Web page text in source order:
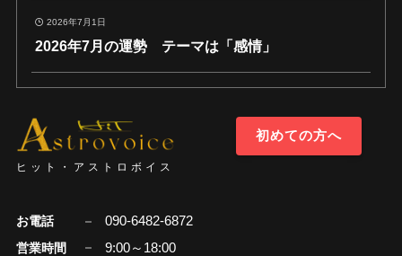
2026年7月1日
2026年7月の運勢 テーマは「感情」
ヒット・アストロボイス
初めての方へ
お電話 090-6482-6872
営業時間 9:00～18:00